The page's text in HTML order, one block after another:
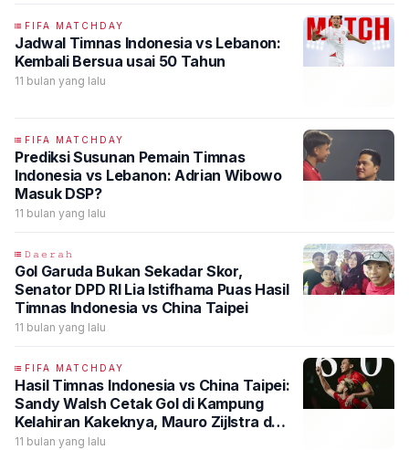
FIFA MATCHDAY
Jadwal Timnas Indonesia vs Lebanon:
Kembali Bersua usai 50 Tahun
11 bulan yang lalu
FIFA MATCHDAY
Prediksi Susunan Pemain Timnas
Indonesia vs Lebanon: Adrian Wibowo
Masuk DSP?
11 bulan yang lalu
𝙳𝚊𝚎𝚛𝚊𝚑
Gol Garuda Bukan Sekadar Skor,
Senator DPD RI Lia Istifhama Puas Hasil
Timnas Indonesia vs China Taipei
11 bulan yang lalu
FIFA MATCHDAY
Hasil Timnas Indonesia vs China Taipei:
Sandy Walsh Cetak Gol di Kampung
Kelahiran Kakeknya, Mauro Zijlstra dan
Miliano Jonathans Debut
11 bulan yang lalu